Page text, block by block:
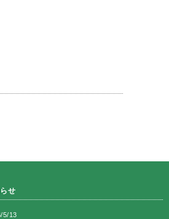
せ
5/13